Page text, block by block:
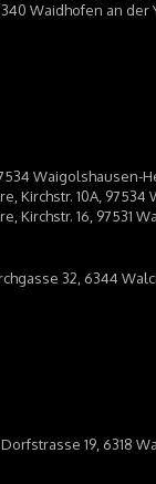
Waidhofen an
Waigolshausen-
Kirchstr. 10A,
Kirchstr. 16, 97531
32, 6344
19, 6318